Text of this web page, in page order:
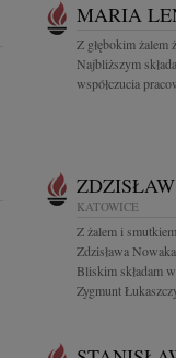
MARIA
Z głębokim żalem
Najbliższym
współczucia
KATOWICE
Z żalem i
Zdzisława
Bliskim składam
Zygmunt